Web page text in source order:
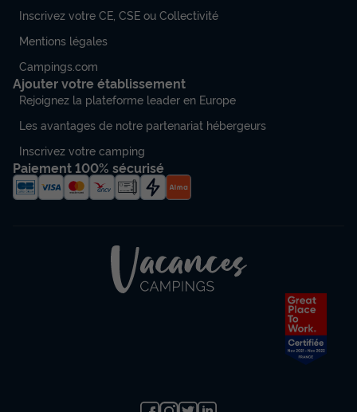
Inscrivez votre CE, CSE ou Collectivité
Mentions légales
Campings.com
Ajouter votre établissement
Rejoignez la plateforme leader en Europe
Les avantages de notre partenariat hébergeurs
Inscrivez votre camping
Paiement 100% sécurisé